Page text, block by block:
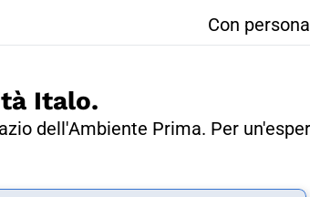
Con
Italo.
dell'Ambiente Prima. Per